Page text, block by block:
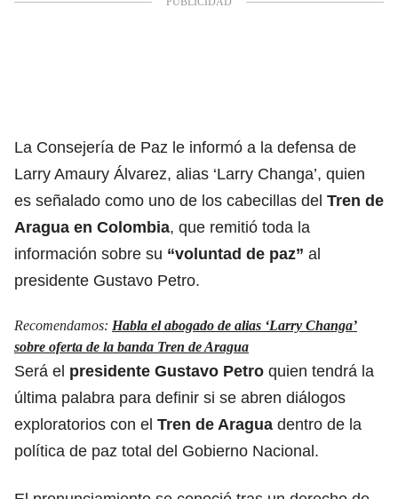
La Consejería de Paz le informó a la defensa de
Larry Amaury Álvarez, alias ‘Larry Changa’, quien
es señalado como uno de los cabecillas del Tren de
Aragua en Colombia, que remitió toda la
información sobre su “voluntad de paz” al
presidente Gustavo Petro.
Recomendamos: Habla el abogado de alias ‘Larry Changa’
sobre oferta de la banda Tren de Aragua
Será el presidente Gustavo Petro quien tendrá la
última palabra para definir si se abren diálogos
exploratorios con el Tren de Aragua dentro de la
política de paz total del Gobierno Nacional.